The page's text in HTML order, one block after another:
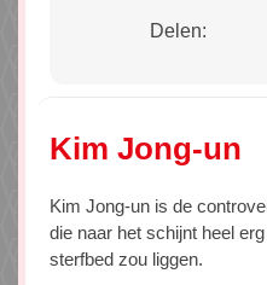
Delen:
Kim Jong-un
Kim Jong-un is de
die naar het schijnt heel
sterfbed zou liggen.